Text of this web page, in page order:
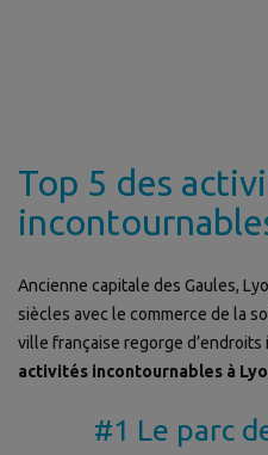
Top 5 des
Ancienne capitale des Gaules,
siècles avec le commerce de la
ville française regorge d’endroits
activités incontournables à
#1 Le parc